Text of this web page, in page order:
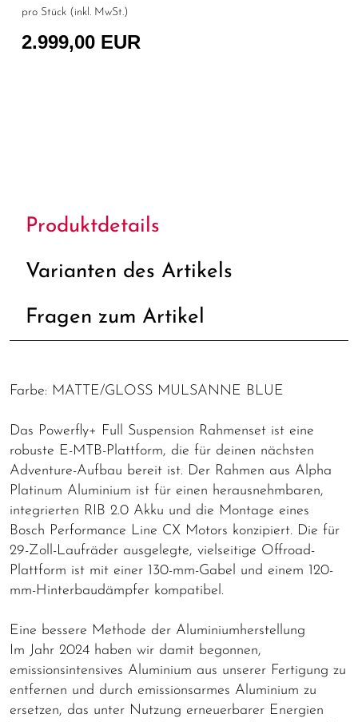
pro Stück (inkl. MwSt.)
2.999,00 EUR
Produktdetails
Varianten des Artikels
Fragen zum Artikel
Farbe: MATTE/GLOSS MULSANNE BLUE
Das Powerfly+ Full Suspension Rahmenset ist eine
robuste E-MTB-Plattform, die für deinen nächsten
Adventure-Aufbau bereit ist. Der Rahmen aus Alpha
Platinum Aluminium ist für einen herausnehmbaren,
integrierten RIB 2.0 Akku und die Montage eines
Bosch Performance Line CX Motors konzipiert. Die für
29-Zoll-Laufräder ausgelegte, vielseitige Offroad-
Plattform ist mit einer 130-mm-Gabel und einem 120-
mm-Hinterbaudämpfer kompatibel.
Eine bessere Methode der Aluminiumherstellung
Im Jahr 2024 haben wir damit begonnen,
emissionsintensives Aluminium aus unserer Fertigung zu
entfernen und durch emissionsarmes Aluminium zu
ersetzen, das unter Nutzung erneuerbarer Energien